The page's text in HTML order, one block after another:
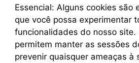
Essencial: Alguns cookies são
que você possa experimentar
funcionalidades do nosso site.
permitem manter as sessões
prevenir quaisquer ameaças à